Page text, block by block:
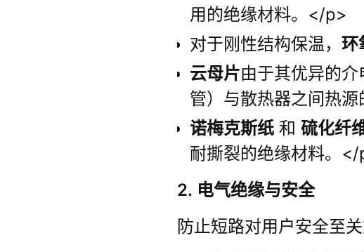
用的绝缘材料。</p>
对于刚性结构保温， 环
云母片由于其优异的
管）与散热器之间热
诺梅克斯纸 和 硫化纤
耐撕裂的绝缘材料。</
2. 电气绝缘与安全
防止短路对用户安全至